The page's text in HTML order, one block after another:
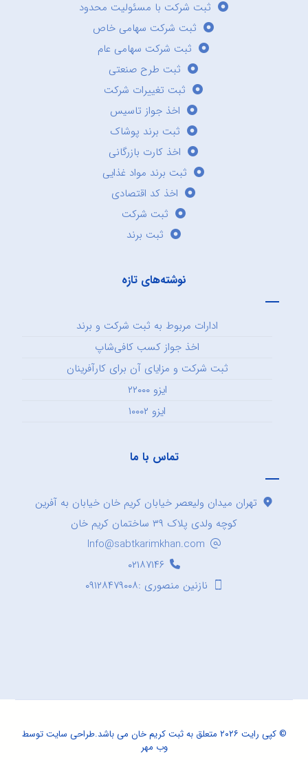
ثبت شرکت با مسئولیت محدود
ثبت شرکت سهامی خاص
ثبت شرکت سهامی عام
ثبت طرح صنعتی
ثبت تغییرات شرکت
اخذ جواز تاسیس
ثبت برند پوشاک
اخذ کارت بازرگانی
ثبت برند مواد غذایی
اخذ کد اقتصادی
ثبت شرکت
ثبت برند
نوشته‌های تازه
ادارات مربوط به ثبت شرکت و برند
اخذ جواز کسب کافی‌شاپ
ثبت شرکت و مزایای آن برای کارآفرینان
ایزو ۲۲۰۰۰
ایزو ۱۰۰۰۲
تماس با ما
تهران میدان ولیعصر خیابان کریم خان خیابان به آفرین
کوچه ولدی پلاک ۳۹ ساختمان کریم خان
Info@sabtkarimkhan.com
۰۲۱۸۷۱۴۶
نازنین منصوری :۰۹۱۲۸۴۷۹۰۰۸
© کپی رایت ۲۰۲۶ متعلق به ثبت کریم خان می باشد. طراحی سایتتوسط
وب مهر